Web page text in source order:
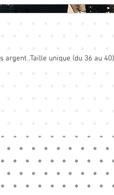
.Taille unique (du 36 au 40)